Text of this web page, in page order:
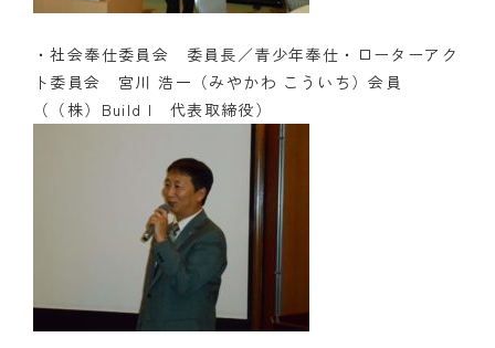
・社会奉仕委員会 委員長／青少年奉仕・ローターアク
ト委員会 宮川 浩一（みやかわ こういち）会員
（（株）Build I 代表取締役）